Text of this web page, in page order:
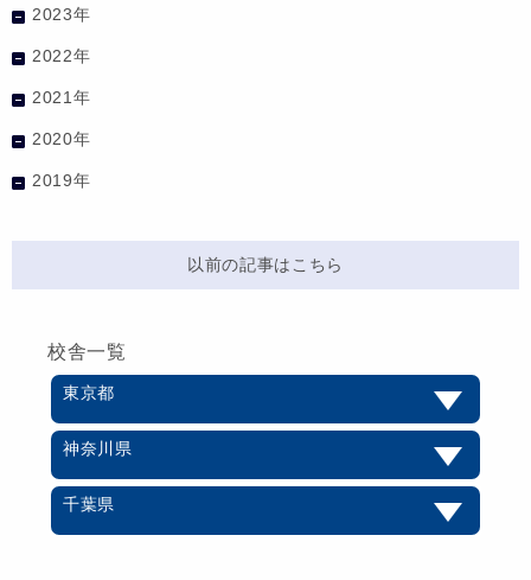
2023年
2022年
2021年
2020年
2019年
以前の記事はこちら
校舎一覧
東京都
神奈川県
千葉県